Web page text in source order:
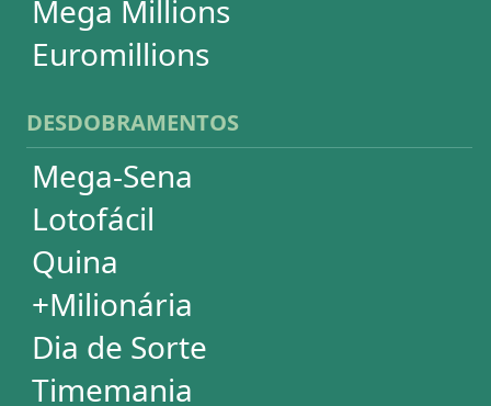
ASSINATURA
Palpites Estatísticos
Análises Estatísticas
Simulador de Apostas
Conferidor de Apostas
Desdobramentos Especiais
Impressão de Volantes
SUPORTE